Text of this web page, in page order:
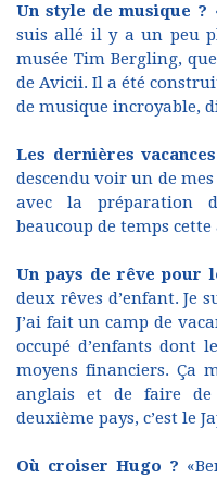
Un style de musique ?
suis allé il y a un peu
musée Tim Bergling,
de Avicii. Il a été
de musique incroyable,
Les dernières
descendu voir un de
avec la préparation
beaucoup de temps cette
Un pays de rêve pour
deux rêves d’enfant. Je
J’ai fait un camp de
occupé d’enfants dont
moyens financiers. Ça
anglais et de faire de
deuxième pays, c’est le
Où croiser Hugo ?